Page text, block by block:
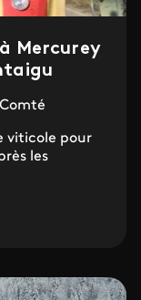
Mercurey
viticole pour
les